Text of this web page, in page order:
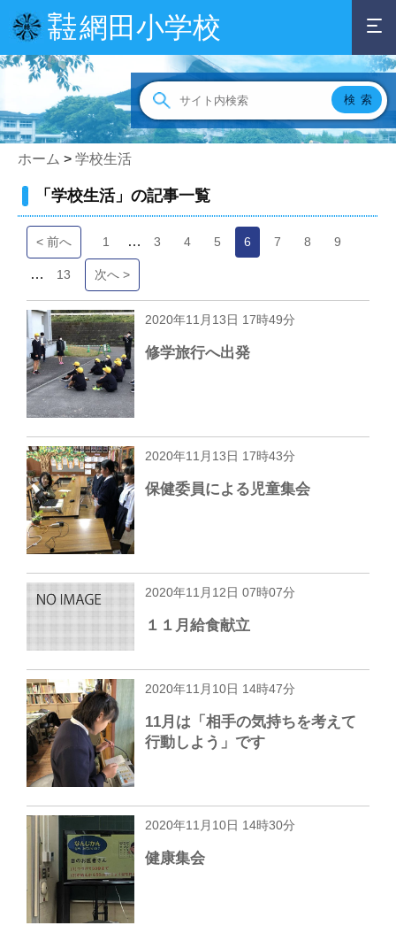
宇土
市立 網田小学校
ホーム > 学校生活
「学校生活」の記事一覧
< 前へ 1 … 3 4 5 6 7 8 9
… 13 次へ >
2020年11月13日 17時49分
修学旅行へ出発
2020年11月13日 17時43分
保健委員による児童集会
2020年11月12日 07時07分
１１月給食献立
2020年11月10日 14時47分
11月は「相手の気持ちを考えて
行動しよう」です
2020年11月10日 14時30分
健康集会